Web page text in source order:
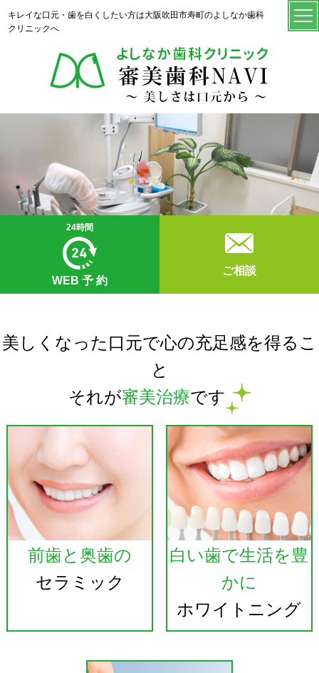
キレイな口元・歯を白くしたい方は大阪吹田市寿町のよしなか歯科
クリニックへ
24時間
WEB 予 約
ご相談
美しくなった口元で心の充足感を得るこ
と
それが審美治療です
前歯と奥歯の
セラミック
白い歯で生活を豊
かに
ホワイトニング